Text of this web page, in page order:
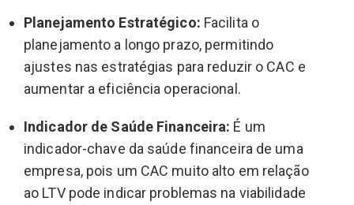
Planejamento Estratégico: Facilita o
planejamento a longo prazo, permitindo
ajustes nas estratégias para reduzir o CAC e
aumentar a eficiência operacional.
Indicador de Saúde Financeira: É um
indicador-chave da saúde financeira de uma
empresa, pois um CAC muito alto em relação
ao LTV pode indicar problemas na viabilidade